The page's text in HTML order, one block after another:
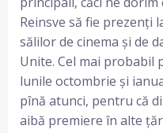
Reinsve să fie prezenți
sălilor de cinema și de
Unite. Cel mai probabil
lunile octombrie și
pînă atunci, pentru că
aibă premiere în alte